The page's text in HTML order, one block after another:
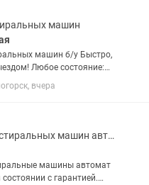
и...
машин
машин б/у Быстро,
Любое состояние:
некомплект.
цене!
вчера
Продажа стиральных машин автомат с гарантией
машины автомат
с гарантией.